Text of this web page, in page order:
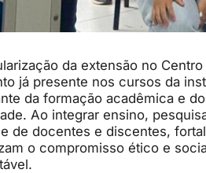
da extensão no
já presente nos cursos da
da formação acadêmica e
Ao integrar ensino,
de docentes e discentes,
o compromisso ético e